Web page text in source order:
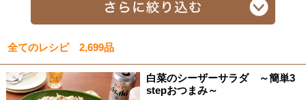
全てのレシピ 2,699品
白菜のシーザーサラダ ～簡単3
stepおつまみ～